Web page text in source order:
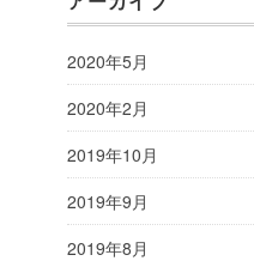
2020年5月
2020年2月
2019年10月
2019年9月
2019年8月